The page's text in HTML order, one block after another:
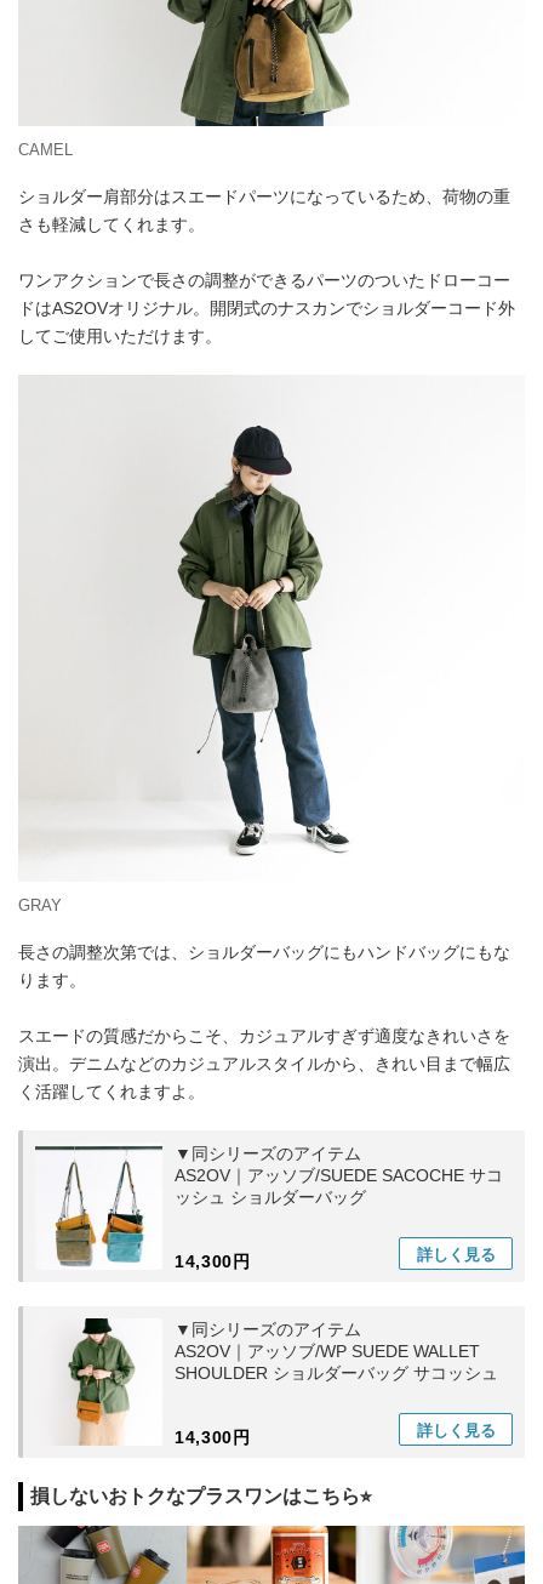
CAMEL
ショルダー肩部分はスエードパーツになっているため、荷物の重
さも軽減してくれます。
ワンアクションで長さの調整ができるパーツのついたドローコー
ドはAS2OVオリジナル。開閉式のナスカンでショルダーコード外
してご使用いただけます。
GRAY
長さの調整次第では、ショルダーバッグにもハンドバッグにもな
ります。
スエードの質感だからこそ、カジュアルすぎず適度なきれいさを
演出。デニムなどのカジュアルスタイルから、きれい目まで幅広
く活躍してくれますよ。
▼同シリーズのアイテム
AS2OV｜アッソブ/SUEDE SACOCHE サコ
ッシュ ショルダーバッグ
14,300円 詳しく 見る
▼同シリーズのアイテム
AS2OV｜アッソブ/WP SUEDE WALLET
SHOULDER ショルダーバッグ サコッシュ
14,300円 詳しく 見る
損しないおトクなプラスワンはこちら⭐︎